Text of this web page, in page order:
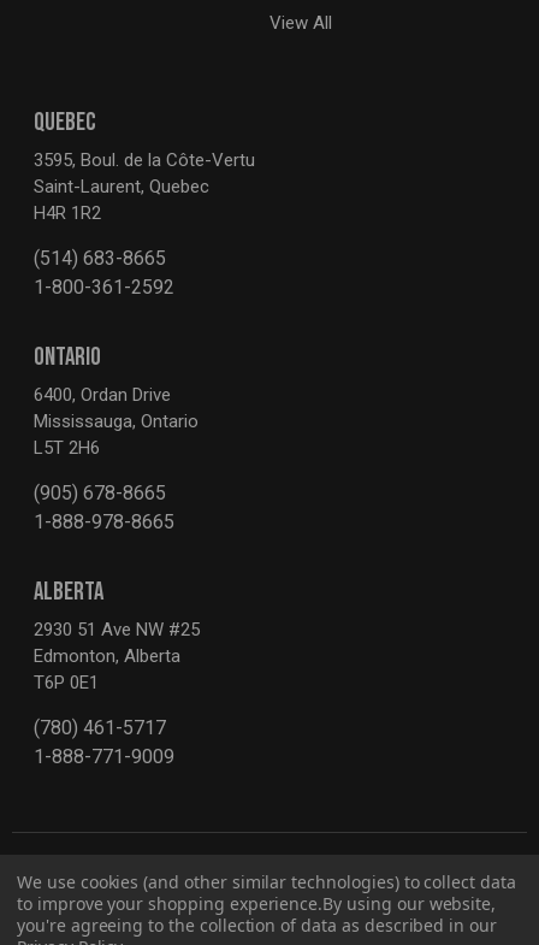
QUEBEC
3595, Boul. de la Côte-Vertu
Saint-Laurent, Quebec
H4R 1R2
(514) 683-8665
1-800-361-2592
ONTARIO
6400, Ordan Drive
Mississauga, Ontario
L5T 2H6
(905) 678-8665
1-888-978-8665
ALBERTA
2930 51 Ave NW #25
Edmonton, Alberta
T6P 0E1
(780) 461-5717
1-888-771-9009
View All
We use cookies (and other similar technologies) to collect data
to improve your shopping experience.By using our website,
you're agreeing to the collection of data as described in our